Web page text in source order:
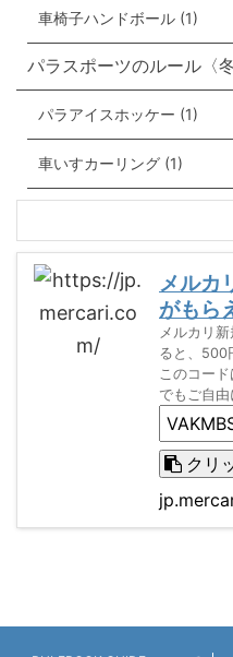
車椅子ハンドボール (1)
パラスポーツのルール〈
パラアイスホッケー (1)
車いすカーリング (1)
メルカ
がもら
メルカリ
ると、500
このコー
でもご自由
クリ